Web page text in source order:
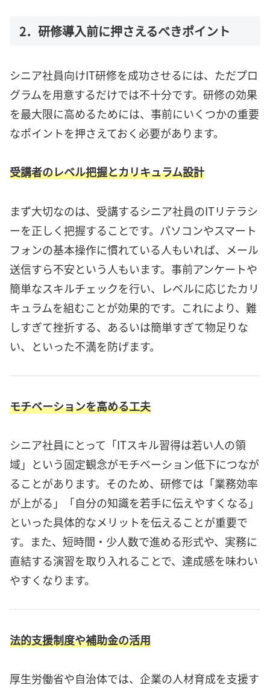
2．研修導入前に押さえるべきポイント
シニア社員向けIT研修を成功させるには、ただプロ
グラムを用意するだけでは不十分です。研修の効果
を最大限に高めるためには、事前にいくつかの重要
なポイントを押さえておく必要があります。
受講者のレベル把握とカリキュラム設計
まず大切なのは、受講するシニア社員のITリテラシ
ーを正しく把握することです。パソコンやスマート
フォンの基本操作に慣れている人もいれば、メール
送信すら不安という人もいます。事前アンケートや
簡単なスキルチェックを行い、レベルに応じたカリ
キュラムを組むことが効果的です。これにより、難
しすぎて挫折する、あるいは簡単すぎて物足りな
い、といった不満を防げます。
モチベーションを高める工夫
シニア社員にとって「ITスキル習得は若い人の領
域」という固定観念がモチベーション低下につなが
ることがあります。そのため、研修では「業務効率
が上がる」「自分の知識を若手に伝えやすくなる」
といった具体的なメリットを伝えることが重要で
す。また、短時間・少人数で進める形式や、実務に
直結する演習を取り入れることで、達成感を味わい
やすくなります。
法的支援制度や補助金の活用
厚生労働省や自治体では、企業の人材育成を支援す